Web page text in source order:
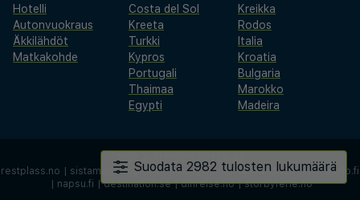
Suodata 2982 tulosten lukumäärä
Hotelli
Autonvuokraus
Äkkilähdöt
Matkakohde
Costa del Sol
Kreikka
Kreeta
Rodos
Turkki
Italia
Kypros
Kroatia
Portugali
Bulgaria
Thaimaa
Marokko
Egypti
Madeira
2026 ©
restplass.no
sistaminuten.se | afbudsrejser.dk | äkkilähdöt.fi | rantapallo.fi
napsu.fi destination.se | dinreise.no | storbyferie.no